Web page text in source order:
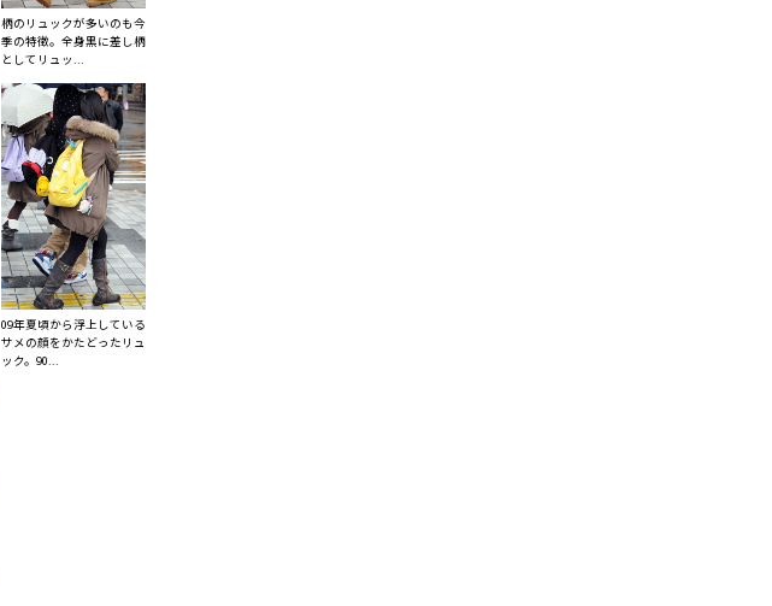
柄のリュックが多いのも今
季の特徴。全身黒に差し柄
としてリュッ...
09年夏頃から浮上している
サメの顔をかたどったリュ
ック。90...